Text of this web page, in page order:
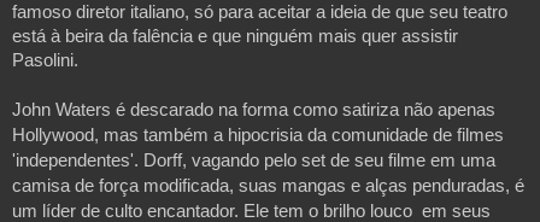
famoso diretor italiano, só para aceitar a ideia de que seu teatro
está à beira da falência e que ninguém mais quer assistir
Pasolini.
John Waters é descarado na forma como satiriza não apenas
Hollywood, mas também a hipocrisia da comunidade de filmes
'independentes'. Dorff, vagando pelo set de seu filme em uma
camisa de força modificada, suas mangas e alças penduradas, é
um líder de culto encantador. Ele tem o brilho louco  em seus